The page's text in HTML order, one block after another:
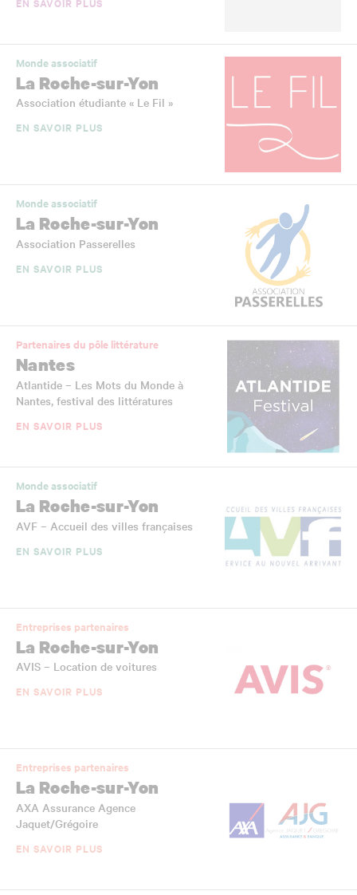
Monde associatif
La Roche-sur-Yon
Association étudiante « Le Fil »
EN SAVOIR PLUS
Monde associatif
La Roche-sur-Yon
Association Passerelles
EN SAVOIR PLUS
Partenaires du pôle littérature
Nantes
Atlantide – Les Mots du Monde à
Nantes, festival des littératures
EN SAVOIR PLUS
Monde associatif
La Roche-sur-Yon
AVF – Accueil des villes françaises
EN SAVOIR PLUS
Entreprises partenaires
La Roche-sur-Yon
AVIS – Location de voitures
EN SAVOIR PLUS
Entreprises partenaires
La Roche-sur-Yon
AXA Assurance Agence
Jaquet/Grégoire
EN SAVOIR PLUS